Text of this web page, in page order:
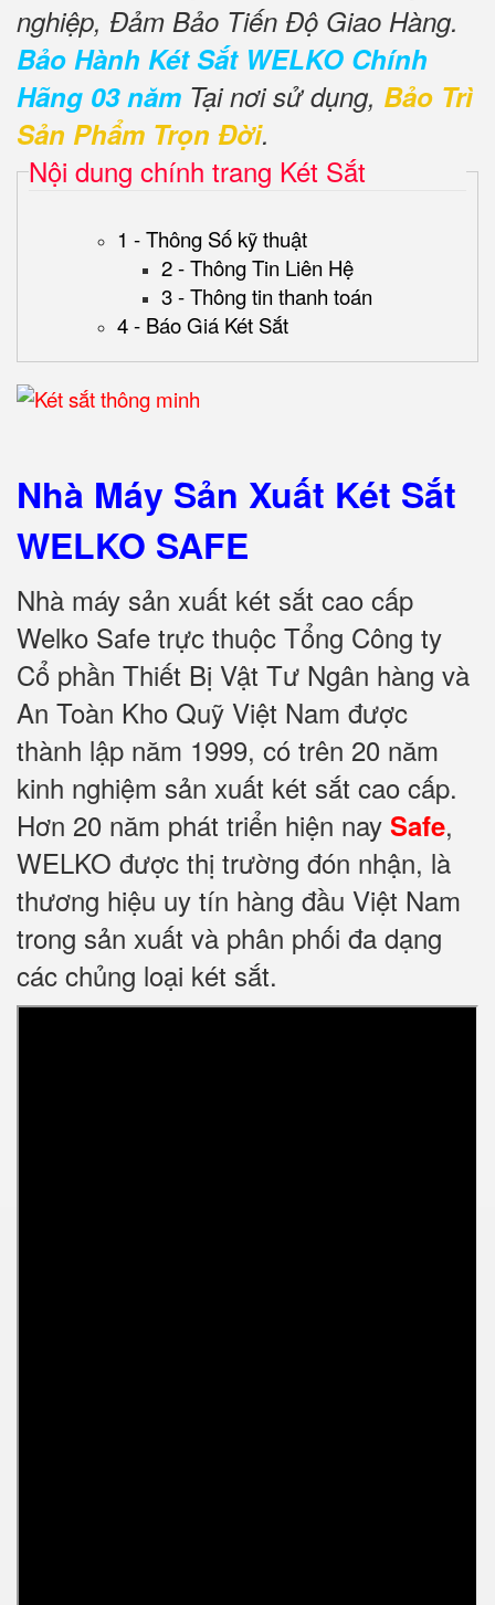
nghiệp, Đảm Bảo Tiến Độ Giao Hàng.
Bảo Hành Két Sắt WELKO Chính
Hãng 03 năm Tại nơi sử dụng, Bảo Trì
Sản Phẩm Trọn Đời.
Nội dung chính trang Két Sắt
1 - Thông Số kỹ thuật
2 - Thông Tin Liên Hệ
3 - Thông tin thanh toán
4 - Báo Giá Két Sắt
Nhà Máy Sản Xuất Két Sắt
WELKO SAFE
Nhà máy sản xuất két sắt cao cấp
Welko Safe trực thuộc Tổng Công ty
Cổ phần Thiết Bị Vật Tư Ngân hàng và
An Toàn Kho Quỹ Việt Nam được
thành lập năm 1999, có trên 20 năm
kinh nghiệm sản xuất két sắt cao cấp.
Hơn 20 năm phát triển hiện nay Safe,
WELKO được thị trường đón nhận, là
thương hiệu uy tín hàng đầu Việt Nam
trong sản xuất và phân phối đa dạng
các chủng loại két sắt.